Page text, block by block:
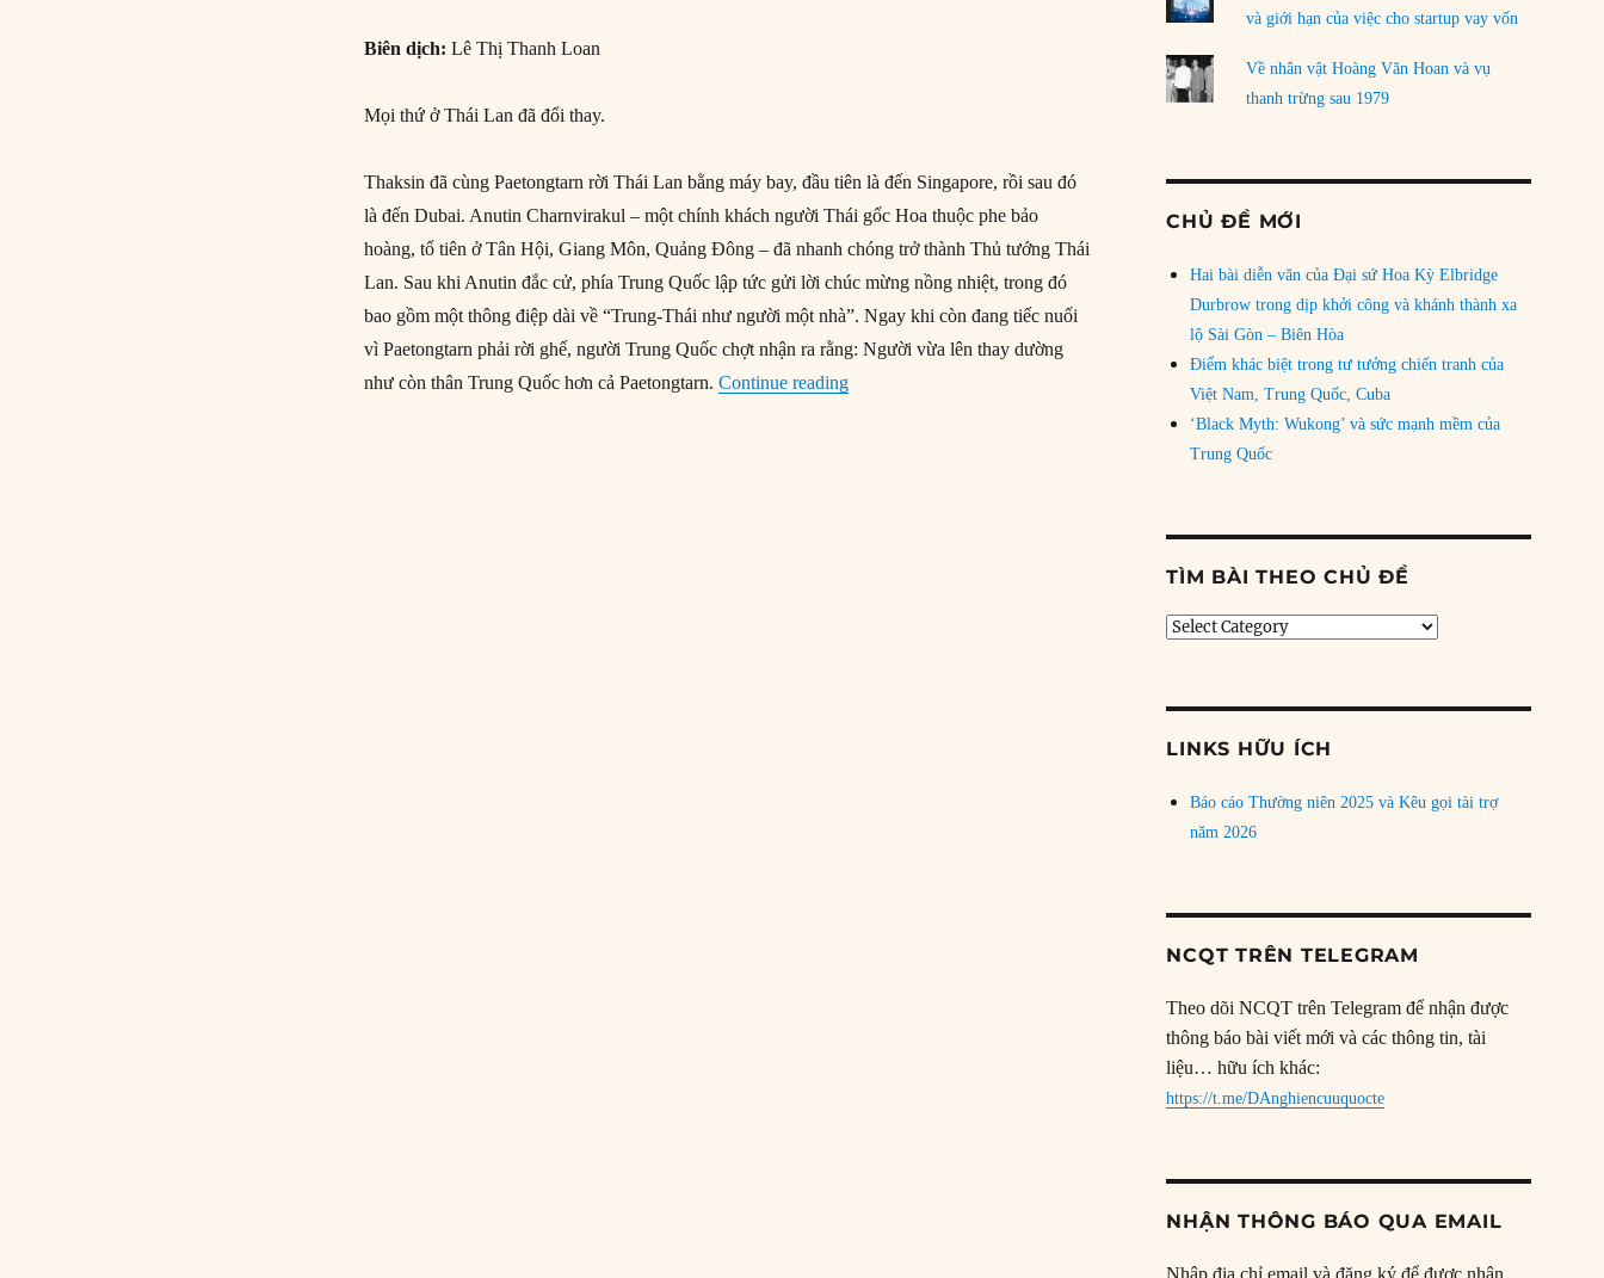
Biên dịch:Lê Thị Thanh Loan
Mọi thứ ở Thái Lan đã đổi thay.
Thaksin đã cùng Paetongtarn rời Thái Lan bằng máy bay, đầu tiên là đến Singapore, rồi sau đó
là đến Dubai. Anutin Charnvirakul – một chính khách người Thái gốc Hoa thuộc phe bảo
hoàng, tổ tiên ở Tân Hội, Giang Môn, Quảng Đông – đã nhanh chóng trở thành Thủ tướng Thái
Lan. Sau khi Anutin đắc cử, phía Trung Quốc lập tức gửi lời chúc mừng nồng nhiệt, trong đó
bao gồm một thông điệp dài về “Trung-Thái như người một nhà”. Ngay khi còn đang tiếc nuối
vì Paetongtarn phải rời ghế, người Trung Quốc chợt nhận ra rằng: Người vừa lên thay dường
như còn thân Trung Quốc hơn cả Paetongtarn.Continue reading“Thủ tướng mới của Thái Lan “thân Trung” đến mức nào?”
và giới hạn của việc cho startup vay vốn
Về nhân vật Hoàng Văn Hoan và vụ
thanh trừng sau 1979
CHỦ ĐỀ MỚI
Hai bài diễn văn của Đại sứ Hoa Kỳ Elbridge
Durbrow trong dịp khởi công và khánh thành xa
lộ Sài Gòn – Biên Hòa
Điểm khác biệt trong tư tưởng chiến tranh của
Việt Nam, Trung Quốc, Cuba
‘Black Myth: Wukong’ và sức mạnh mềm của
Trung Quốc
TÌM BÀI THEO CHỦ ĐỀ
Tìm
LINKS HỮU ÍCH
Báo cáo Thường niên 2025 và Kêu gọi tài trợ
năm 2026
NCQT TRÊN TELEGRAM
Theo dõi NCQT trên Telegram để nhận được
thông báo bài viết mới và các thông tin, tài
liệu… hữu ích khác:
https://t.me/DAnghiencuuquocte
NHẬN THÔNG BÁO QUA EMAIL